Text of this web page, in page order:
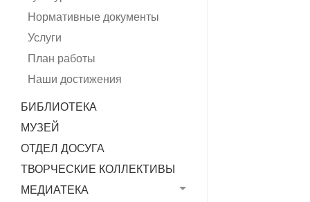
Нормативные документы
Услуги
План работы
Наши достижения
БИБЛИОТЕКА
МУЗЕЙ
ОТДЕЛ ДОСУГА
ТВОРЧЕСКИЕ КОЛЛЕКТИВЫ
МЕДИАТЕКА